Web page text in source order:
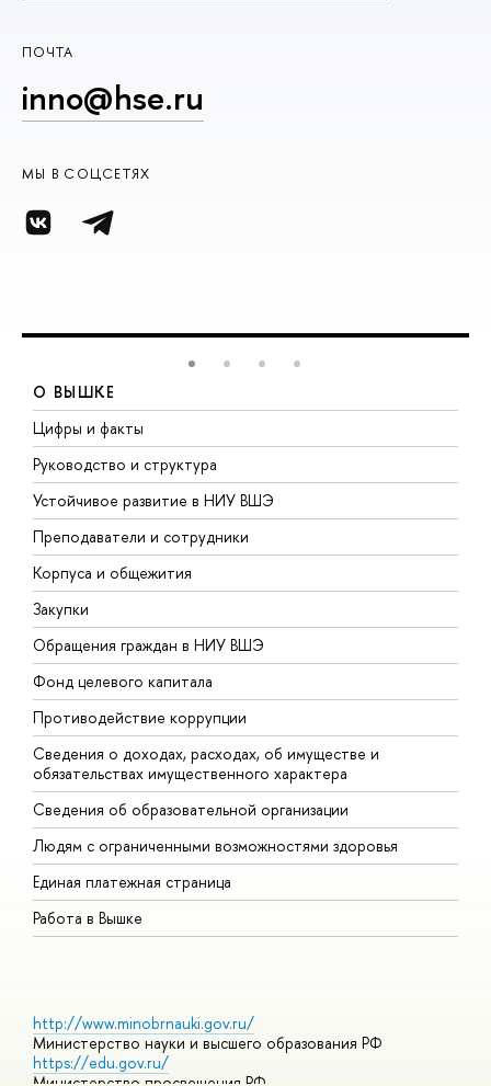
ПОЧТА
inno@hse.ru
МЫ В СОЦСЕТЯХ
О ВЫШКЕ
Цифры и факты
Руководство и структура
Устойчивое развитие в НИУ ВШЭ
Преподаватели и сотрудники
Корпуса и общежития
Закупки
Обращения граждан в НИУ ВШЭ
Фонд целевого капитала
Противодействие коррупции
Сведения о доходах, расходах, об имуществе и
обязательствах имущественного характера
Сведения об образовательной организации
Людям с ограниченными возможностями здоровья
Единая платежная страница
Работа в Вышке
http://www.minobrnauki.gov.ru/
Министерство науки и высшего образования РФ
https://edu.gov.ru/